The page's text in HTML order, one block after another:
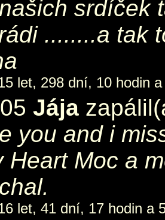
srdíček
........a tak
let, 298 dní, 10 hodin
Jája
you and i
Heart Moc a
let, 41 dní, 17 hodin a